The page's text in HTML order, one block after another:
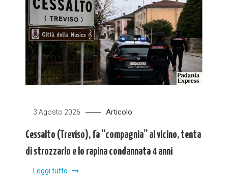
3 Agosto 2026 Articolo
Cessalto (Treviso), fa “compagnia” al vicino, tenta
di strozzarlo e lo rapina condannata 4 anni
Leggi tutto